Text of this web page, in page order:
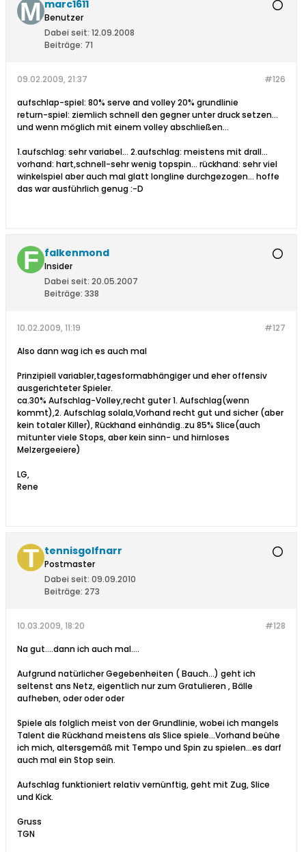
marc1611
Benutzer
Dabei seit: 12.09.2008
Beiträge: 71
#126
09.02.2009, 21:37
aufschlap-spiel: 80% serve and volley 20% grundlinie
return-spiel: ziemlich schnell den gegner unter druck setzen...
und wenn möglich mit einem volley abschließen...
1.aufschlag: sehr variabel... 2.aufschlag: meistens mit drall...
vorhand: hart,schnell-sehr wenig topspin... rückhand: sehr viel
winkelspiel aber auch mal glatt longline durchgezogen... hoffe
das war ausführlich genug :-D
falkenmond
Insider
Dabei seit: 20.05.2007
Beiträge: 338
#127
10.02.2009, 11:19
Also dann wag ich es auch mal
Prinzipiell variabler,tagesformabhängiger und eher offensiv
ausgerichteter Spieler.
ca.30% Aufschlag-Volley,recht guter 1. Aufschlag(wenn
kommt),2. Aufschlag solala,Vorhand recht gut und sicher (aber
kein totaler Killer), Rückhand einhändig..zu 85% Slice(auch
mitunter viele Stops, aber kein sinn- und hirnloses
Melzergeeiere)
LG,
Rene
tennisgolfnarr
Postmaster
Dabei seit: 09.09.2010
Beiträge: 273
#128
10.03.2009, 18:20
Na gut....dann ich auch mal....
Aufgrund natürlicher Gegebenheiten ( Bauch...) geht ich
seltenst ans Netz, eigentlich nur zum Gratulieren , Bälle
aufheben, oder oder oder
Spiele als folglich meist von der Grundlinie, wobei ich mangels
Talent die Rückhand meistens als Slice spiele...Vorhand beühe
ich mich, altersgemäß mit Tempo und Spin zu spielen...es darf
auch mal ein Stop sein.
Aufschlag funktioniert relativ vernünftig, geht mit Zug, Slice
und Kick.
Gruss
TGN